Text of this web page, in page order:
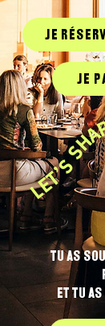
Je
Tu as
et tu as